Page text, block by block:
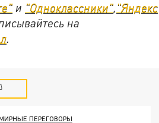
и "Одноклассники", "Яндекс
на
.
ПЕРЕГОВОРЫ